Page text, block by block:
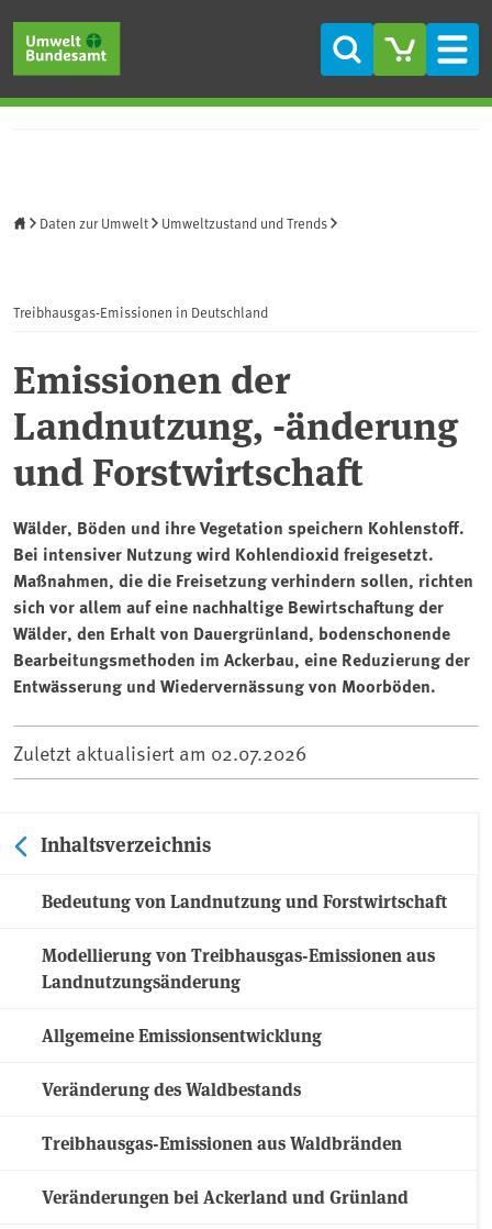
Suche
Daten zur Umwelt Umweltzustand und Trends
Treibhausgas-Emissionen in Deutschland
Emissionen der
Landnutzung, -änderung
und Forstwirtschaft
Wälder, Böden und ihre Vegetation speichern Kohlenstoff.
Bei intensiver Nutzung wird Kohlendioxid freigesetzt.
Maßnahmen, die die Freisetzung verhindern sollen, richten
sich vor allem auf eine nachhaltige Bewirtschaftung der
Wälder, den Erhalt von Dauergrünland, bodenschonende
Bearbeitungsmethoden im Ackerbau, eine Reduzierung der
Entwässerung und Wiedervernässung von Moorböden.
Zuletzt aktualisiert am 02.07.2026
Inhaltsverzeichnis
Bedeutung von Landnutzung und Forstwirtschaft
Modellierung von Treibhausgas-Emissionen aus
Landnutzungsänderung
Allgemeine Emissionsentwicklung
Veränderung des Waldbestands
Treibhausgas-Emissionen aus Waldbränden
Veränderungen bei Ackerland und Grünland